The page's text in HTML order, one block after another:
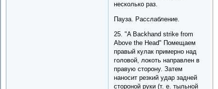
несколько раз.
Пауза. Расслабление.
25. "A Backhand strike from
Above the Head" Помещаем
правый кулак примерно над
головой, локоть направлен в
правую сторону. Затем
наносит резкий удар задней
стороной руки (т. е. тыльной